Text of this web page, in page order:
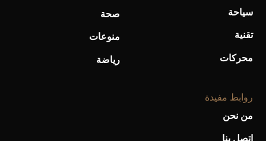
سياحة
تقنية
محركات
صحة
منوعات
رياضة
روابط مفيدة
من نحن
اتصل بنا